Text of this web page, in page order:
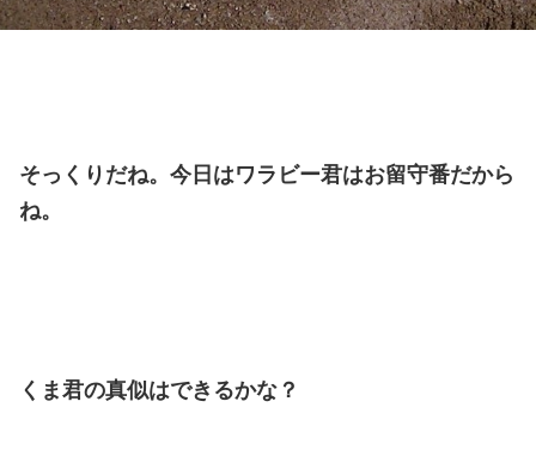
そっくりだね。今日はワラビー君はお留守番だから
ね。
くま君の真似はできるかな？